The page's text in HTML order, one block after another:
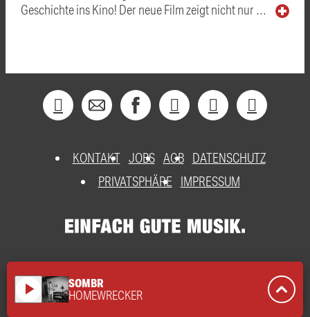
Geschichte ins Kino! Der neue Film zeigt nicht nur …
KONTAKT JOBS AGB DATENSCHUTZ
PRIVATSPHÄRE
IMPRESSUM
play_arrow SOMBR
HOMEWRECKER